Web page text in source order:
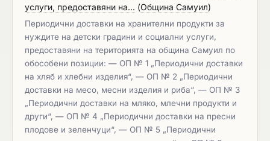
услуги, предоставяни на... (Община Самуил)
Периодични доставки на хранителни продукти за
нуждите на детски градини и социални услуги,
предоставяни на територията на община Самуил по
обособени позиции: — ОП № 1 „Периодични доставки
на хляб и хлебни изделия“, — ОП № 2 „Периодични
доставки на месо, месни изделия и риба“, — ОП № 3
„Периодични доставки на мляко, млечни продукти и
други“, — ОП № 4 „Периодични доставки на пресни
плодове и зеленчуци“, — ОП № 5 „Периодични